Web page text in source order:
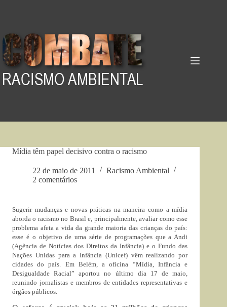
Mídia têm papel decisivo contra o racismo
22 de maio de 2011
Racismo Ambiental
2 comentários
Sugerir mudanças e novas práticas na maneira como a mídia
aborda o racismo no Brasil e, principalmente, avaliar como esse
problema afeta a vida da grande maioria das crianças do país:
esse é o objetivo de uma série de programações que a Andi
(Agência de Notícias dos Direitos da Infância) e o Fundo das
Nações Unidas para a Infância (Unicef) vêm realizando por
cidades do país. Em Belém, a oficina “Mídia, Infância e
Desigualdade Racial” aportou no último dia 17 de maio,
reunindo jornalistas e membros de entidades representativas e
órgãos públicos.